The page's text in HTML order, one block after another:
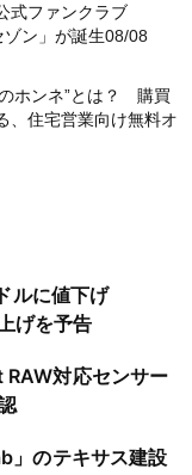
式ファンクラブ
ゾン」が誕生08/08
ホンネ”とは？ 購買
、住宅営業向け無料オ
ルに値下げ
げを予告
対応センサー
」のテキサス建設